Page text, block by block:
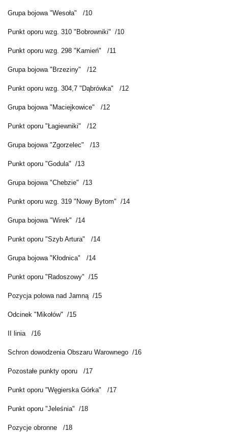
Grupa bojowa "Wesoła" /10
Punkt oporu wzg. 310 "Bobrowniki" /10
Punkt oporu wzg. 298 "Kamień" /11
Grupa bojowa "Brzeziny" /12
Punkt oporu wzg. 304,7 "Dąbrówka" /12
Grupa bojowa "Maciejkowice" /12
Punkt oporu "Łagiewniki" /12
Grupa bojowa "Zgorzelec" /13
Punkt oporu "Godula" /13
Grupa bojowa "Chebzie" /13
Punkt oporu wzg. 319 "Nowy Bytom" /14
Grupa bojowa "Wirek" /14
Punkt oporu "Szyb Artura" /14
Grupa bojowa "Kłodnica" /14
Punkt oporu "Radoszowy" /15
Pozycja polowa nad Jamną /15
Odcinek "Mikołów" /15
II linia /16
Schron dowodzenia Obszaru Warownego /16
Pozostałe punkty oporu /17
Punkt oporu "Węgierska Górka" /17
Punkt oporu "Jeleśnia" /18
Pozycje obronne /18